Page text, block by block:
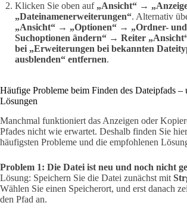
Klicken Sie oben auf „Ansicht“ →
„Dateinamenerweiterungen“. Alternativ
„Ansicht“ → „Optionen“ → „Ordner- und
Suchoptionen ändern“ → Reiter
bei „Erweiterungen bei bekannten
ausblenden“ entfernen.
Häufige Probleme beim Finden des Dateipfads –
Lösungen
Manchmal funktioniert das Anzeigen oder
Pfades nicht wie erwartet. Deshalb finden Sie
häufigsten Probleme und die empfohlenen
Problem 1: Die Datei ist neu und noch nicht
Lösung: Speichern Sie die Datei zunächst mit
Wählen Sie einen Speicherort, und erst danach
den Pfad an.